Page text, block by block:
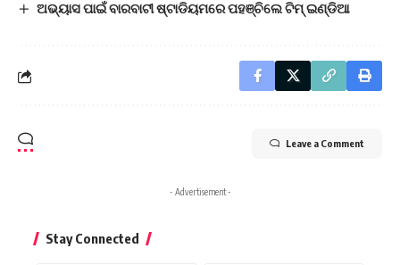
ଅଭ୍ୟାସ ପାଇଁ ବାରବାଟୀ ଷ୍ଟାଡିୟମରେ ପହଞ୍ଚିଲେ ଟିମ୍ ଇଣ୍ଡିଆ
Leave a Comment
- Advertisement -
Stay Connected